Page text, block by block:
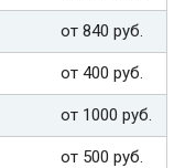
от 840 руб.
от 400 руб.
от 1000 руб.
от 500 руб.